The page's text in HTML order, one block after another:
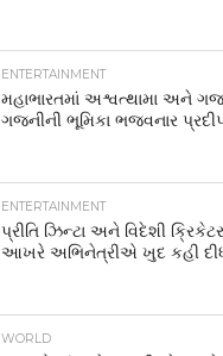
ENTERTAINMENT
મહાભારતમાં અશ્વત્થામા અને
ગજનીની ભૂમિકા ભજવનાર
ENTERTAINMENT
પ્રીતિ ઝિન્ટા અને વિદેશી
આખરે અભિનેત્રીએ ખુદ કહી
WORLD